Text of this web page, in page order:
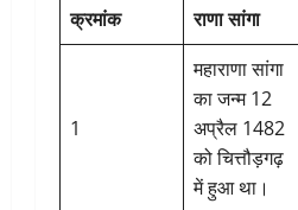
क्रमांक राणा सांगा
1
महाराणा सांगा
का जन्म 12
अप्रैल 1482
को चित्तौड़गढ़
में हुआ था।